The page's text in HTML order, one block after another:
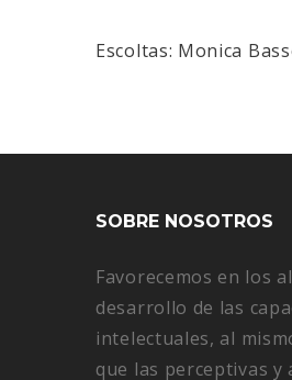
Escoltas: Monica
SOBRE NOSOTROS
Favorecemos en los
desarrollo de las
intelectuales, al
que las perceptivas y